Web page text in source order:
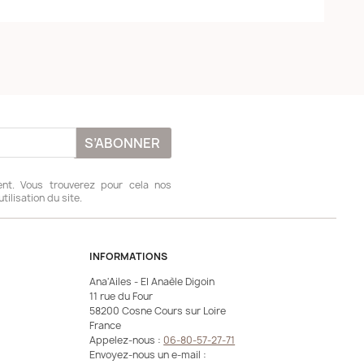
Vous trouverez pour cela nos
du site.
INFORMATIONS
Ana'Ailes - EI Anaèle Digoin
11 rue du Four
58200 Cosne Cours sur Loire
France
Appelez-nous :06-80-57-27-71
Envoyez-nous un e-mail :